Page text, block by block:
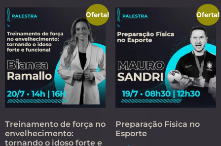
Oferta!
Treinamento de força no
envelhecimento:
tornando o idoso forte e
Oferta!
Preparação Física no
Esporte